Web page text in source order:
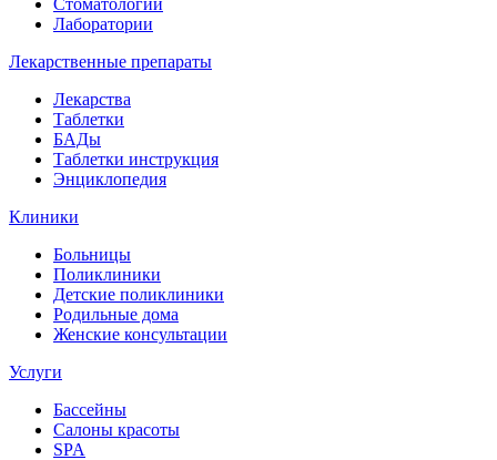
Лаборатории
Лекарственные препараты
Лекарства
Таблетки
БАДы
Таблетки инструкция
Энциклопедия
Клиники
Больницы
Поликлиники
Детские поликлиники
Родильные дома
Женские консультации
Услуги
Бассейны
Салоны красоты
SPA